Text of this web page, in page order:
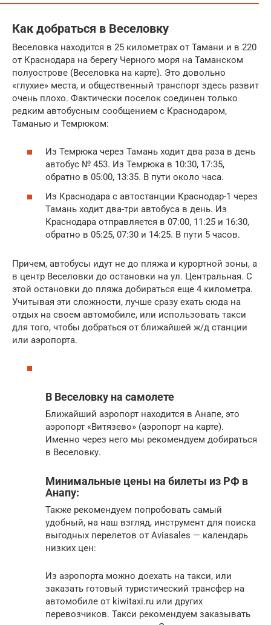
Как добраться в Веселовку
Веселовка находится в 25 километрах от Тамани и в 220
от Краснодара на берегу Черного моря на Таманском
полуострове (Веселовка на карте). Это довольно
«глухие» места, и общественный транспорт здесь развит
очень плохо. Фактически поселок соединен только
редким автобусным сообщением с Краснодаром,
Таманью и Темрюком:
Из Темрюка через Тамань ходит два раза в день
автобус № 453. Из Темрюка в 10:30, 17:35,
обратно в 05:00, 13:35. В пути около часа.
Из Краснодара с автостанции Краснодар-1 через
Тамань ходит два-три автобуса в день. Из
Краснодара отправляется в 07:00, 11:25 и 16:30,
обратно в 05:25, 07:30 и 14:25. В пути 5 часов.
Причем, автобусы идут не до пляжа и курортной зоны, а
в центр Веселовки до остановки на ул. Центральная. С
этой остановки до пляжа добираться еще 4 километра.
Учитывая эти сложности, лучше сразу ехать сюда на
отдых на своем автомобиле, или использовать такси
для того, чтобы добраться от ближайшей ж/д станции
или аэропорта.
В Веселовку на самолете
Ближайший аэропорт находится в Анапе, это
аэропорт «Витязево» (аэропорт на карте).
Именно через него мы рекомендуем добираться
в Веселовку.
Минимальные цены на билеты из РФ в
Анапу:
Также рекомендуем попробовать самый
удобный, на наш взгляд, инструмент для поиска
выгодных перелетов от Aviasales — календарь
низких цен:
Из аэропорта можно доехать на такси, или
заказать готовый туристический трансфер на
автомобиле от kiwitaxi.ru или других
перевозчиков. Такси рекомендуем заказывать